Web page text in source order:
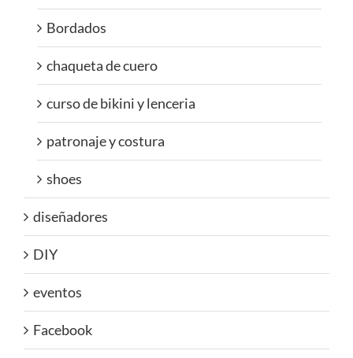
Bordados
chaqueta de cuero
curso de bikini y lenceria
patronaje y costura
shoes
diseñadores
DIY
eventos
Facebook